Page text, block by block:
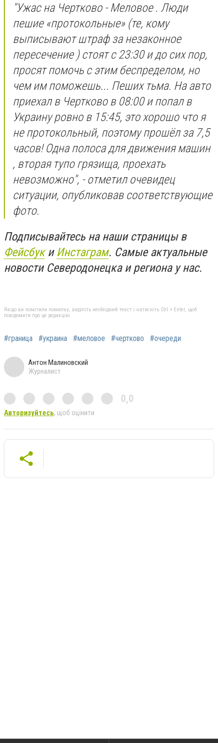
"Ужас на Чертково - Меловое . Люди
пешие «протокольные» (те, кому
выписывают штраф за незаконное
пересечение ) стоят с 23:30 и до сих пор,
просят помочь с этим беспределом, но
чем им поможешь... Пеших тьма. На авто
приехал в Чертково в 08:00 и попал в
Украину ровно в 15:45, это хорошо что я
не протокольный, поэтому прошёл за 7,5
часов! Одна полоса для движения машин
, вторая тупо грязища, проехать
невозможно", - отметил очевидец
ситуации, опубликовав соответствующие
фото.
Подписывайтесь на наши страницы в
Фейсбуки Инстаграм. Самые актуальные
новости Северодонецка и региона у нас.
Якщо ви помітили помилку, виділіть необхідний текст і натисніть Ctrl + Enter, щоб
повідомити про це редакцію
#граница #украина #меловое #чертково #очереди
Антон Малиновский
Журналист
0,0
Авторизуйтесь, щоб оцінити